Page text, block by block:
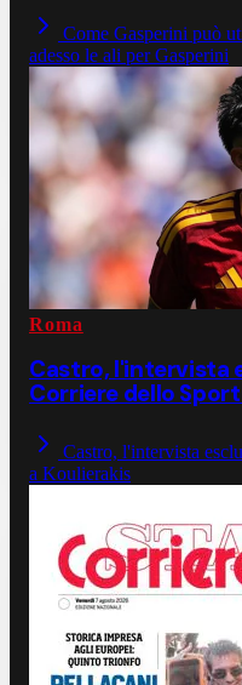
Come Gasperini può
adesso le ali per Gasperini
Roma
Castro, l'intervista
Corriere dello
Castro, l'intervista
a Koulierakis